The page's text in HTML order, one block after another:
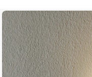
Zum
Ende
der
Bildgalerie
springen